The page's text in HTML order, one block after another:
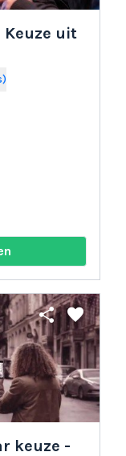
uit
share favorite
keuze -